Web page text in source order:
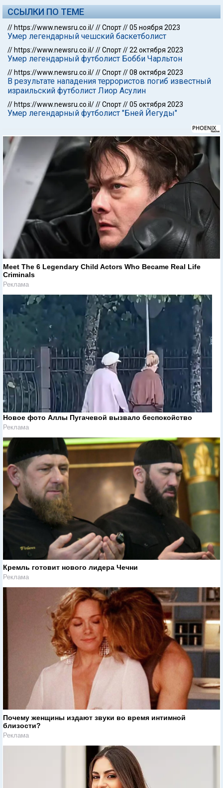
ССЫЛКИ ПО ТЕМЕ
// https://www.newsru.co.il///Спорт//05 ноября 2023
Умер легендарный чешский баскетболист
// https://www.newsru.co.il///Спорт//22 октября 2023
Умер легендарный футболист Бобби Чарльтон
// https://www.newsru.co.il///Спорт//08 октября 2023
В результате нападения террористов погиб известный
израильский футболист Лиор Асулин
// https://www.newsru.co.il///Спорт//05 октября 2023
Умер легендарный футболист "Бней Йегуды"
Meet The 6 Legendary Child Actors Who Became Real Life
Criminals
Реклама
Новое фото Аллы Пугачевой вызвало беспокойство
Реклама
Кремль готовит нового лидера Чечни
Реклама
Почему женщины издают звуки во время интимной
близости?
Реклама